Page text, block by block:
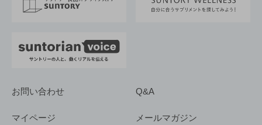
採用情報
お問い合わせ Q&A
マイページ メールマガジン